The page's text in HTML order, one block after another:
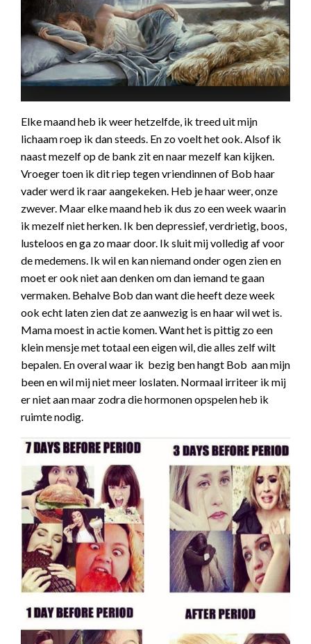
Elke maand heb ik weer hetzelfde, ik treed uit mijn
lichaam roep ik dan steeds. En zo voelt het ook. Alsof ik
naast mezelf op de bank zit en naar mezelf kan kijken.
Vroeger toen ik dit riep tegen vriendinnen of Bob haar
vader werd ik raar aangekeken. Heb je haar weer, onze
zwever. Maar elke maand heb ik dus zo een week waarin
ik mezelf niet herken. Ik ben depressief, verdrietig, boos,
lusteloos en ga zo maar door. Ik sluit mij volledig af voor
de medemens. Ik wil en kan niemand onder ogen zien en
moet er ook niet aan denken om dan iemand te gaan
vermaken. Behalve Bob dan want die heeft deze week
ook echt laten zien dat ze aanwezig is en haar wil wet is.
Mama moest in actie komen. Want het is pittig zo een
klein mensje met totaal een eigen wil, die alles zelf wilt
bepalen. En overal waar ik bezig ben hangt Bob aan mijn
been en wil mij niet meer loslaten. Normaal irriteer ik mij
er niet aan maar zodra die hormonen opspelen heb ik
ruimte nodig.